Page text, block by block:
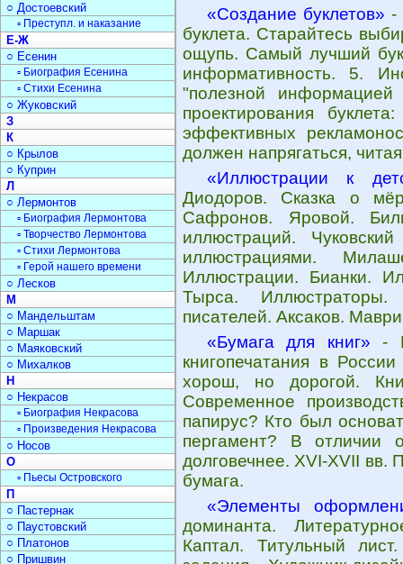
«Создание буклетов» -
буклета. Старайтесь
ощупь. Самый лучший
информативность. 5.
"полезной
проектирования
эффективных
должен напрягаться,
«Иллюстрации к
Диодоров. Сказка о
Сафронов. Яровой.
иллюстраций.
иллюстрациями.
Иллюстрации. Бианки.
Тырса.
писателей. Аксаков.
«Бумага для книг» -
книгопечатания в
хорош, но дорогой.
Современное
папирус? Кто был
пергамент? В отличии
долговечнее. XVI-XVII
бумага.
«Элементы
доминанта.
Каптал. Титульный
○ Достоевский
▫ Преступл. и наказание
Е-Ж
○ Есенин
▫ Биография Есенина
▫ Стихи Есенина
○ Жуковский
З
К
○ Крылов
○ Куприн
Л
○ Лермонтов
▫ Биография Лермонтова
▫ Творчество Лермонтова
▫ Стихи Лермонтова
▫ Герой нашего времени
○ Лесков
М
○ Мандельштам
○ Маршак
○ Маяковский
○ Михалков
Н
○ Некрасов
▫ Биография Некрасова
▫ Произведения Некрасова
○ Носов
О
▫ Пьесы Островского
П
○ Пастернак
○ Паустовский
○ Платонов
○ Пришвин